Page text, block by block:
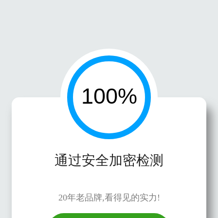
通过安全加密检测
20年老品牌,看得见的实力!